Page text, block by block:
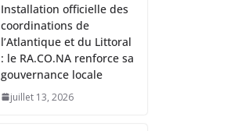
Installation officielle des
coordinations de
l’Atlantique et du Littoral
: le RA.CO.NA renforce sa
gouvernance locale
juillet 13, 2026